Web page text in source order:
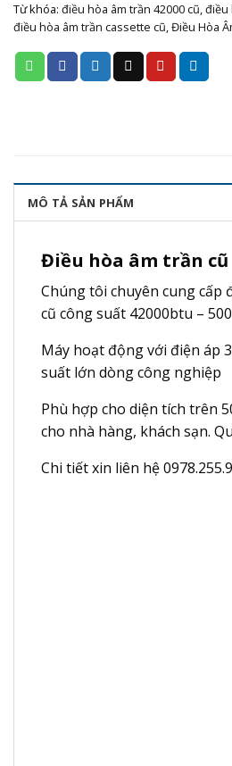
Từ khóa: điều hòa âm trần 42000 cũ,điều
điều hòa âm trần cassette cũ,Điều Hòa
MÔ TẢ SẢN PHẨM
Điều hòa âm trần cũ
Chúng tôi chuyên cung cấp
cũ công suất 42000btu –
Máy hoạt động với điện áp
suất lớn dòng công nghiệp
Phù hợp cho diện tích trên
cho nhà hàng, khách sạn.
Chi tiết xin liên hệ